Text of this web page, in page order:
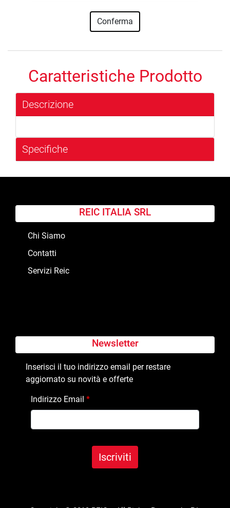
Caratteristiche Prodotto
Descrizione
Specifiche
REIC ITALIA SRL
Chi Siamo
Contatti
Servizi Reic
Newsletter
Inserisci il tuo indirizzo email per restare
aggiornato su novità e offerte
Indirizzo Email *